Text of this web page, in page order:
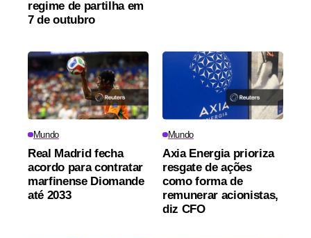
regime de partilha em
7 de outubro
Mundo
Real Madrid fecha
acordo para contratar
marfinense Diomande
até 2033
Mundo
Axia Energia prioriza
resgate de ações
como forma de
remunerar acionistas,
diz CFO